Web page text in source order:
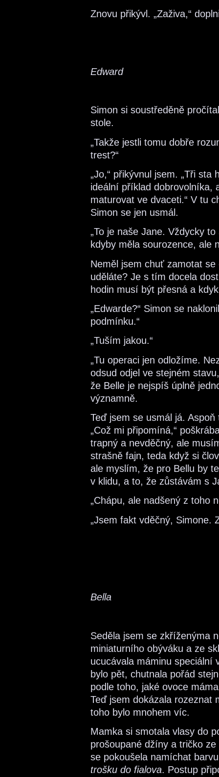
Znovu přikývl. „Zaživa,“
Edward
Simon si soustředěně
stole.
„Takže jestli tomu dobře
trest?“
„Jo,“ přikývnul jsem. „Tři
ideální příklad dobrovolníka,
maturovat ve dvaceti.“ V tu
Simon se jen usmál.
„To je naše Jane. Vždycky
kdyby měla sourozence, ale
Neměl jsem chuť zamotat se
uděláte? Je s tím docela
hodin musí být přesná a
„Edwarde?“ Simon se
podmínku.“
„Tuším jakou.“
„Tu operaci jen odložíme.
odsud odjel ve stejném
že Belle je nejspíš úplně
významně.
Teď jsem se usmál já.
„Což mi připomíná,“
trapný a nevděčný, ale
strašně fajn, teda když si
ale myslím, že pro Bellu by
v klidu, a to, že zůstávám s
„Chápu, ale nadšený z toho
„Jsem fakt vděčný, Simone.
Bella
Seděla jsem se zkříženýma
miniaturního obýváku a ze
ucucávala máminu speciální
bylo pět, chutnala pořád
podle toho, jaké ovoce
Teď jsem dokázala rozeznat
toho bylo mnohem víc.
Mamka si smotala vlasy do
prošoupané džíny a tričko
se pokoušela namíchat
trošku do fialova. Postup